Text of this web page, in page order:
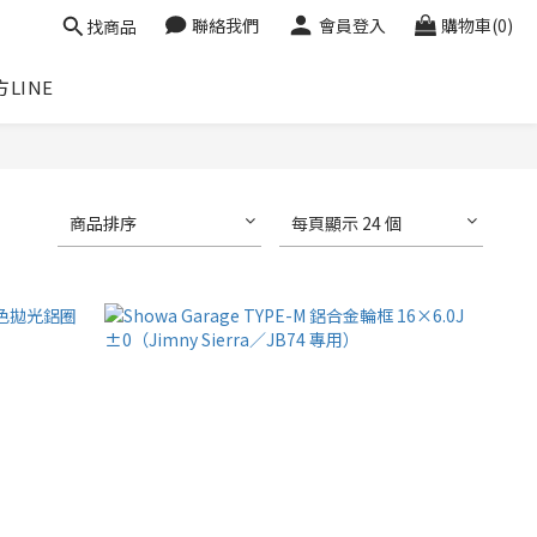
找商品 聯絡我們 會員登入 購物車(0)
LINE
商品排序 每頁顯示 24 個